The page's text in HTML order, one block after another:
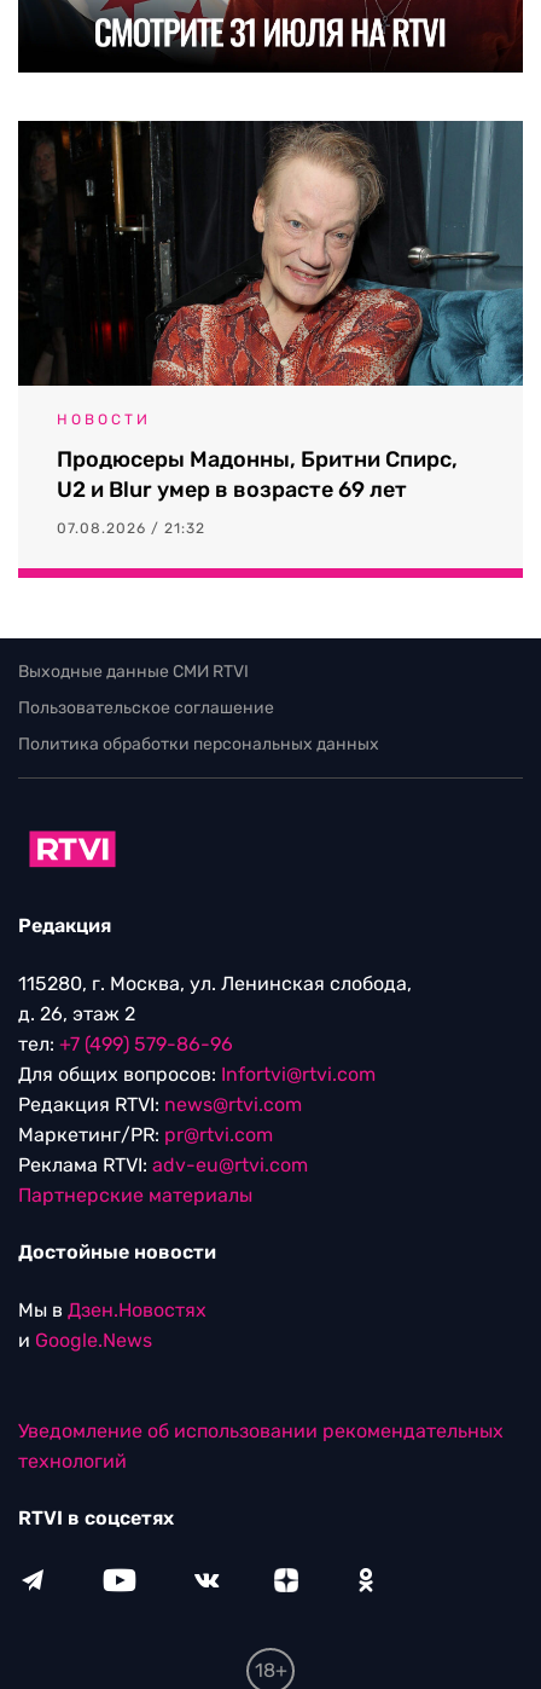
НОВОСТИ
Продюсеры Мадонны, Бритни Спирс,
U2 и Blur умер в возрасте 69 лет
07.08.2026 / 21:32
Выходные данные СМИ RTVI
Пользовательское соглашение
Политика обработки персональных данных
Редакция
115280, г. Москва, ул. Ленинская слобода,
д. 26, этаж 2
тел: +7 (499) 579-86-96
Для общих вопросов: Infortvi@rtvi.com
Редакция RTVI: news@rtvi.com
Маркетинг/PR: pr@rtvi.com
Реклама RTVI: adv-eu@rtvi.com
Партнерские материалы
Достойные новости
Мы в Дзен.Новостях
и Google.News
Уведомление об использовании рекомендательных
технологий
RTVI в соцсетях
18+